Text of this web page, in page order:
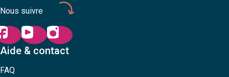
Nous suivre
Aide & contact
FAQ